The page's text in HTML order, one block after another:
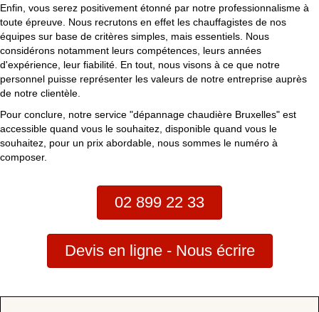
Enfin, vous serez positivement étonné par notre professionnalisme à
toute épreuve. Nous recrutons en effet les chauffagistes de nos
équipes sur base de critères simples, mais essentiels. Nous
considérons notamment leurs compétences, leurs années
d'expérience, leur fiabilité. En tout, nous visons à ce que notre
personnel puisse représenter les valeurs de notre entreprise auprès
de notre clientèle.
Pour conclure, notre service "dépannage chaudière Bruxelles" est
accessible quand vous le souhaitez, disponible quand vous le
souhaitez, pour un prix abordable, nous sommes le numéro à
composer.
02 899 22 33
Devis en ligne - Nous écrire